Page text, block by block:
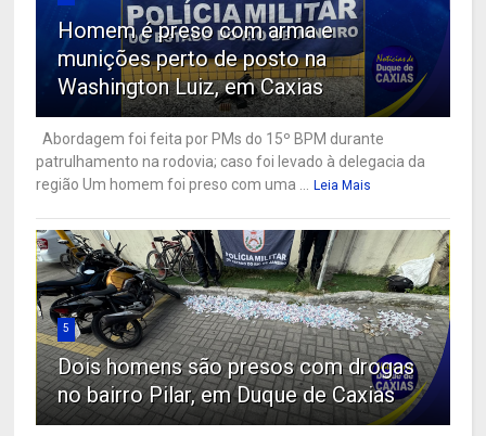
Homem é preso com arma e
munições perto de posto na
Washington Luiz, em Caxias
Abordagem foi feita por PMs do 15º BPM durante
patrulhamento na rodovia; caso foi levado à delegacia da
região Um homem foi preso com uma ... Leia Mais
5
Dois homens são presos com drogas
no bairro Pilar, em Duque de Caxias